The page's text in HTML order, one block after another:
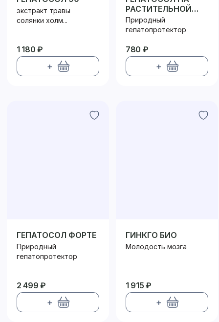
экстракт травы
солянки холм...
1 180 ₽
+
РАСТИТЕЛЬНОЙ
КЛЕТЧАТКЕ
Природный
гепатопротектор
780 ₽
+
ГЕПАТОСОЛ ФОРТЕ
Природный
гепатопротектор
2 499 ₽
+
ГИНКГО БИО
Молодость мозга
1 915 ₽
+